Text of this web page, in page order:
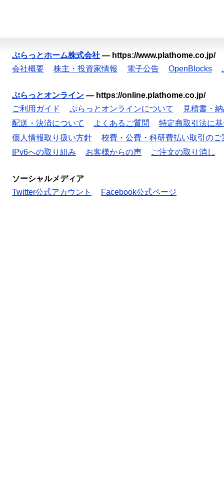
ぷらっとホーム株式会社 — https://www.plathome.co.jp/
会社概要
株主・投資家情報 電子公告 OpenBlocks
ぷらっとオンライン — https://online.plathome.co.jp/
ご利用ガイド
ぷらっとオンラインについて
見積書・
配送・決済について
よくあるご質問
特定商取引法に
個人情報取り扱い方針
校費・公費・科研費払い取引のご
IPv6への取り組み
お客様からの声 ご注文の取り消し
ソーシャルメディア
Twitter公式アカウント
Facebook公式ページ